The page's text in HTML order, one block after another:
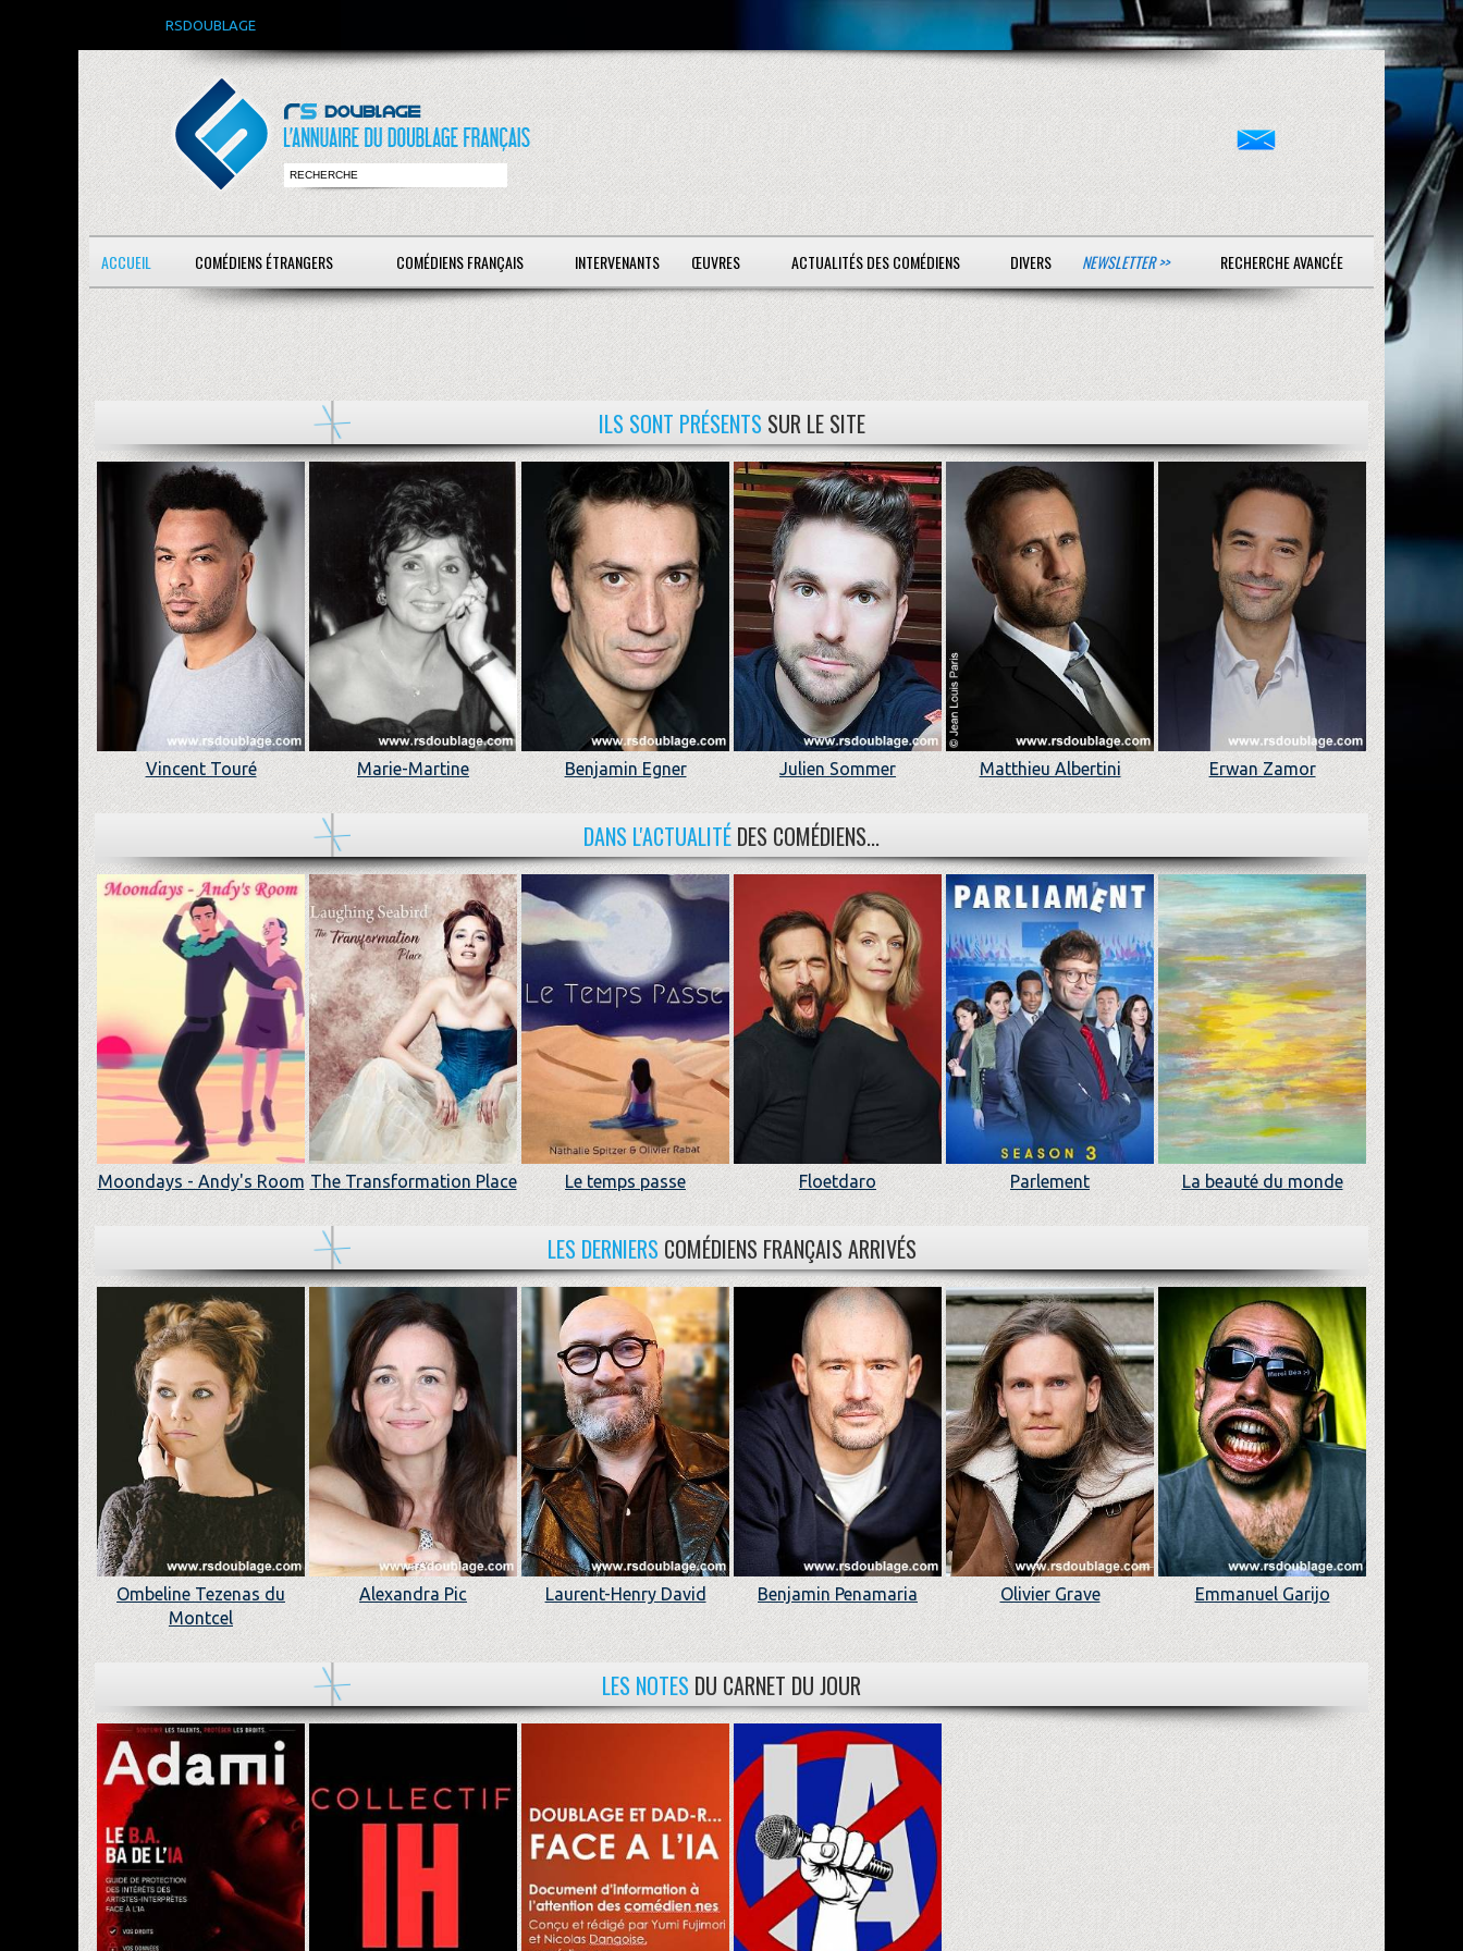
RSDOUBLAGE
ACCUEIL COMÉDIENS ÉTRANGERS COMÉDIENS FRANÇAIS INTERVENANTS ŒUVRES ACTUALITÉS DES COMÉDIENS DIVERS NEWSLETTER >> RECHERCHE AVANCÉE
ILS SONT PRÉSENTS SUR LE SITE
Vincent Touré Marie-Martine Benjamin Egner Julien Sommer Matthieu Albertini Erwan Zamor
DANS L'ACTUALITÉ DES COMÉDIENS...
Moondays - Andy's Room The Transformation Place Le temps passe Floetdaro Parlement La beauté du monde
LES DERNIERS COMÉDIENS FRANÇAIS ARRIVÉS
Ombeline Tezenas du
Montcel
Alexandra Pic Laurent-Henry David Benjamin Penamaria Olivier Grave Emmanuel Garijo
LES NOTES DU CARNET DU JOUR